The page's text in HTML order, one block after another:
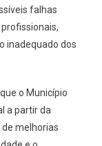
falhas
inadequado dos
o Município
a partir da
melhorias